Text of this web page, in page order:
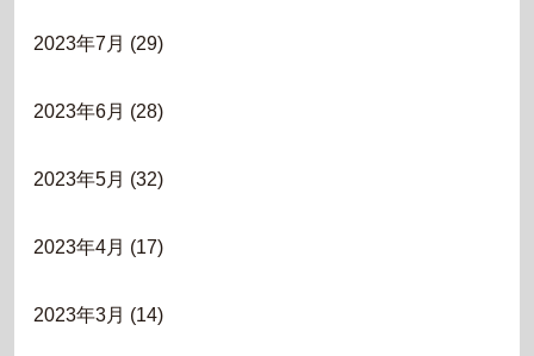
2023年7月 (29)
2023年6月 (28)
2023年5月 (32)
2023年4月 (17)
2023年3月 (14)